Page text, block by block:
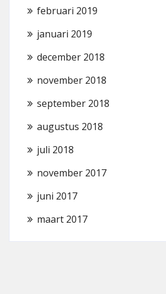
februari 2019
januari 2019
december 2018
november 2018
september 2018
augustus 2018
juli 2018
november 2017
juni 2017
maart 2017